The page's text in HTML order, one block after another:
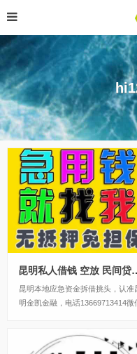
昆明私人借钱 空放 民间贷
昆明本地应急资金拆借挑头，认准
明金凯金融，电话13669713414微
押担保，无中介，快速当天下款！